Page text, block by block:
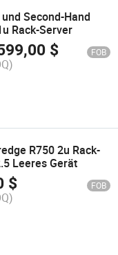
Second-Hand
Rack-Server
$ FOB
R750 2u Rack-
Leeres Gerät
$ FOB